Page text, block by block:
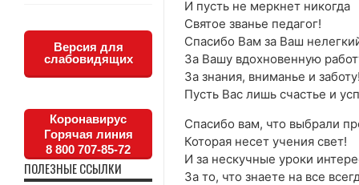
И пусть не меркнет никогда
Святое званье педагог!
Спасибо Вам за Ваш
За Вашу вдохновенную
За знания, вниманье и
Пусть Вас лишь счастье и
Спасибо вам, что выбрали
Которая несет учения свет!
И за нескучные уроки
За то, что знаете на все
Версия для
слабовидящих
Коронавирус
Горячая линия
8 800 707-85-72
ПОЛЕЗНЫЕ ССЫЛКИ